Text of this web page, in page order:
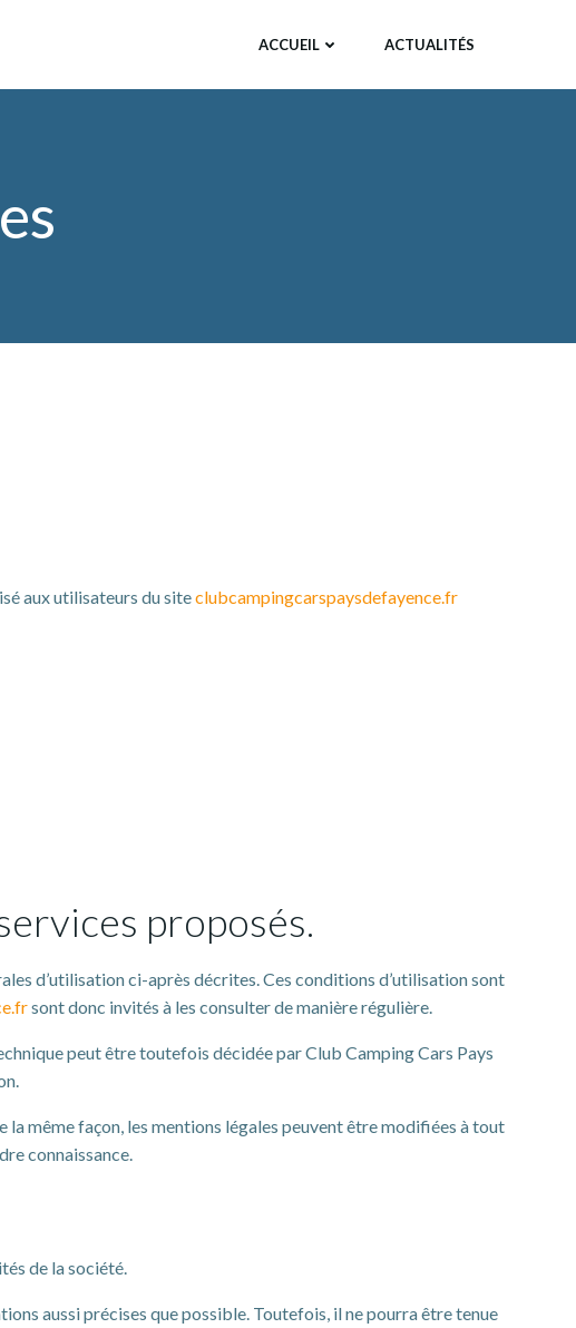
ACCUEIL ACTUALITÉS
aux utilisateurs du siteclubcampingcarspaysdefayence.fr
proposés.
d’utilisation ci-après décrites. Ces conditions d’utilisation sont
sont donc invités à les consulter de manière régulière.
peut être toutefois décidée par Club Camping Cars Pays
même façon, les mentions légales peuvent être modifiées à tout
connaissance.
de la société.
aussi précises que possible. Toutefois, il ne pourra être tenue